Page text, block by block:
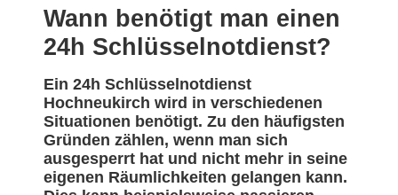
Wann benötigt man einen
24h Schlüsselnotdienst?
Ein 24h Schlüsselnotdienst
Hochneukirch wird in verschiedenen
Situationen benötigt. Zu den häufigsten
Gründen zählen, wenn man sich
ausgesperrt hat und nicht mehr in seine
eigenen Räumlichkeiten gelangen kann.